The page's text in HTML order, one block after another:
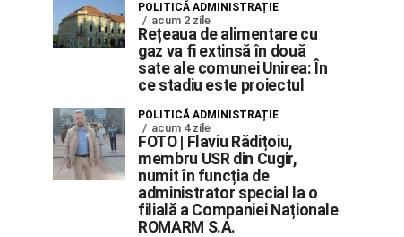
POLITICĂ ADMINISTRAȚIE
acum 2 zile
Rețeaua de alimentare cu
gaz va fi extinsă în două
sate ale comunei Unirea: În
ce stadiu este proiectul
POLITICĂ ADMINISTRAȚIE
acum 4 zile
FOTO | Flaviu Rădițoiu,
membru USR din Cugir,
numit în funcția de
administrator special la o
filială a Companiei Naționale
ROMARM S.A.